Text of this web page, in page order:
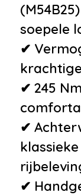
soepele
✔
✔ 245
✔
✔